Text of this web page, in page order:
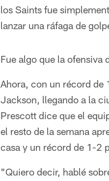
los Saints fue
lanzar una ráfaga de
Fue algo que la ofensiva
Ahora, con un récord de
Jackson, llegando a la
Prescott dice que el
el resto de la semana
casa y un récord de 1-2
"Quiero decir, hablé